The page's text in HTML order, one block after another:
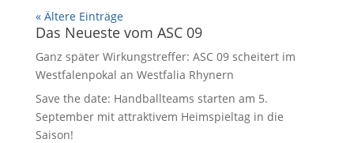
« Ältere Einträge
Das Neueste vom ASC 09
Ganz später Wirkungstreffer: ASC 09 scheitert im
Westfalenpokal an Westfalia Rhynern
Save the date: Handballteams starten am 5.
September mit attraktivem Heimspieltag in die
Saison!